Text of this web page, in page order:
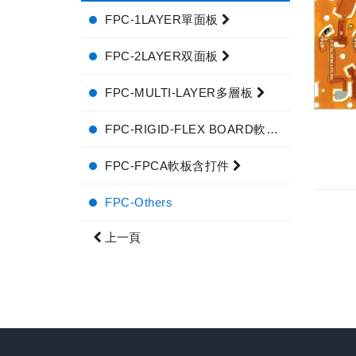
FPC-1LAYER單面板
FPC-2LAYER双面板
FPC-MULTI-LAYER多層板
FPC-RIGID-FLEX BOARD軟硬結合板
FPC-FPCA軟板含打件
FPC-Others
上一頁